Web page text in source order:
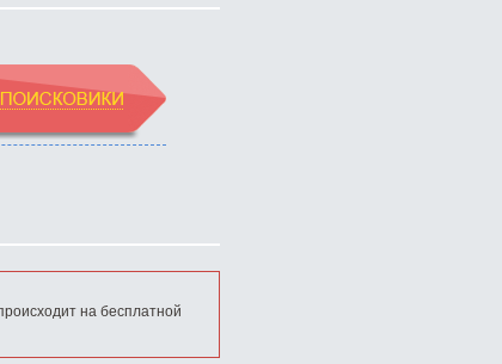
на бесплатной